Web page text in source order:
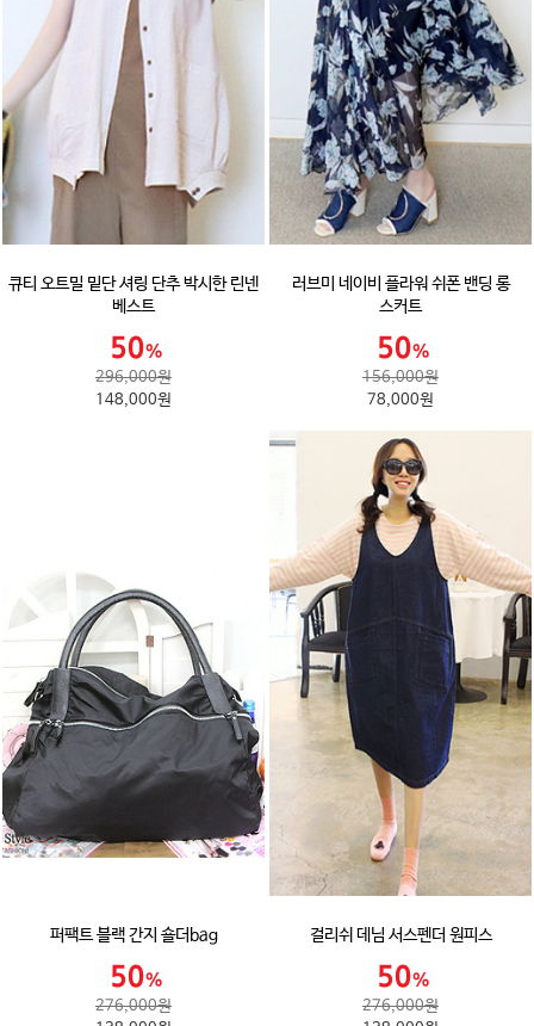
큐티 오트밀 밑단 셔링 단추 박시한 린넨
베스트
296,000원
148,000원
러브미 네이비 플라워 쉬폰 밴딩 롱
스커트
156,000원
78,000원
퍼팩트 블랙 간지 숄더bag
276,000원
걸리쉬 데님 서스펜더 원피스
276,000원